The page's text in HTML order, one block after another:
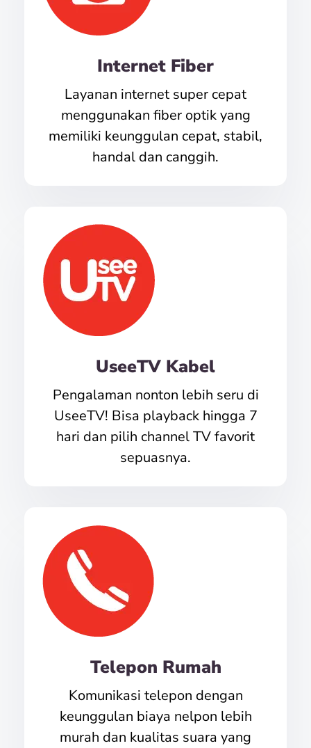
Internet Fiber
Layanan internet super cepat
menggunakan fiber optik yang
memiliki keunggulan cepat, stabil,
handal dan canggih.
UseeTV Kabel
Pengalaman nonton lebih seru di
UseeTV! Bisa playback hingga 7
hari dan pilih channel TV favorit
sepuasnya.
Telepon Rumah
Komunikasi telepon dengan
keunggulan biaya nelpon lebih
murah dan kualitas suara yang